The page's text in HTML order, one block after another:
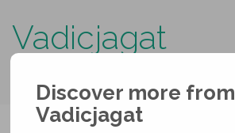
Vadicjagat
Primary
Vadicjagat
Discover more from
Vadicjagat